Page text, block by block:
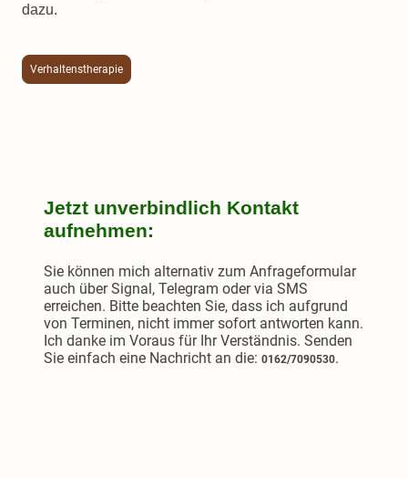
dazu.
Verhaltenstherapie
Jetzt unverbindlich Kontakt
aufnehmen:
Sie können mich alternativ zum Anfrageformular
auch über Signal, Telegram oder via SMS
erreichen. Bitte beachten Sie, dass ich aufgrund
von Terminen, nicht immer sofort antworten kann.
Ich danke im Voraus für Ihr Verständnis. Senden
Sie einfach eine Nachricht an die: 0162/7090530.